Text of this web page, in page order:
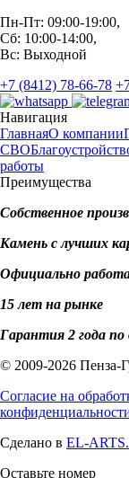
Пн-Пт: 09:00-19:00,
Сб: 10:00-14:00,
Вс: Выходной
+7 (8412) 78-66-78
Навигация
ГлавнаяО компании
СВО
работы
Преимущества
Собственное
Камень с лучших
Официально
15 лет на рынке
Гарантия 2 года по
© 2009-2026 Пенза-
Согласие на
Сделано в EL-
Оставьте номер